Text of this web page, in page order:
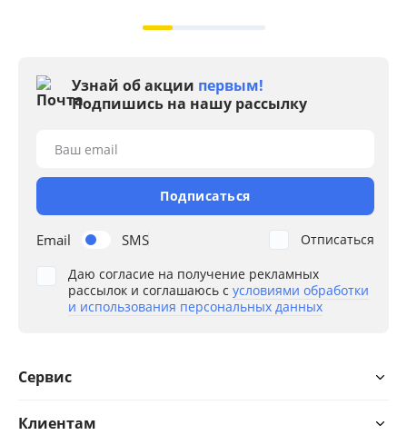
Узнай об акции первым!
Подпишись на нашу рассылку
Email SMS
Ваш email
Подписаться
Даю согласие на получение рекламных
рассылок и соглашаюсь с условиями обработки
и использования персональных данных
Отписаться
Сервис
Клиентам